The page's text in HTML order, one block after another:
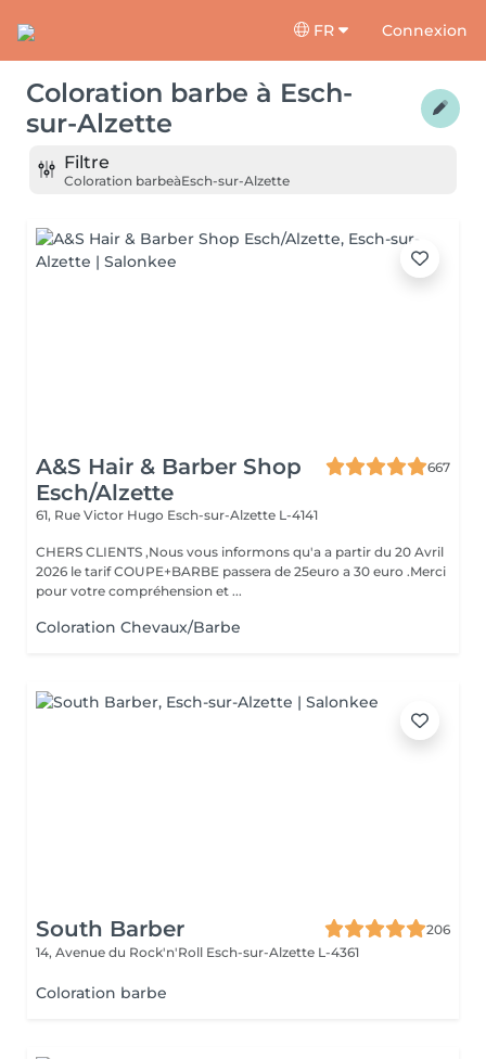
FR Connexion
Coloration barbe à Esch-
sur-Alzette
Filtre
Coloration barbeàEsch-sur-Alzette
A&S Hair & Barber Shop
Esch/Alzette
667
61, Rue Victor Hugo Esch-sur-Alzette L-4141
CHERS CLIENTS ,Nous vous informons qu'a a partir du 20 Avril
2026 le tarif COUPE+BARBE passera de 25euro a 30 euro .Merci
pour votre compréhension et ...
Coloration Chevaux/Barbe
South Barber
206
14, Avenue du Rock'n'Roll Esch-sur-Alzette L-4361
Coloration barbe